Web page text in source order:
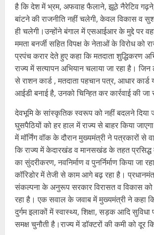
है कि देश में भ्रम, अफवाह फैलाने, झूठे नैरेटिव
बांटने की राजनीति नहीं चलेगी, केवल विकास व
ही चलेगी।उन्होंने बंगाल में एसआईआर के मुद्दे पर
ममता बनर्जी सहित विपक्ष के नेताओं के विरोध को
प्रपंच करार देते हुए कहा कि मतदाता शुद्धिकरण
राज्य में सत्यापन अभियान चलाया जा रहा है।
से राशन कार्ड , मतदाता पहचान पत्र, आधार कार्ड
आईडी बनाई है, उनको चिन्हित कर कार्रवाई की जा
देवभूमि के सांस्कृतिक स्वरूप को नहीं बदलने दिया
घुसपैठियों को हर हाल में राज्य से बाहर किया
में मॉर्निंग वॉक के दौरान मुख्यमंत्री ने पत्रकारों से
कि राज्य में केदारखंड व मानसखंड के तहत प्रसिद्ध
का सुंदरीकरण, नवनिर्माण व पुनर्निर्माण किया जा
कॉरिडोर में तेजी से काम आगे बढ़ रहा है।
संकल्पना के अनुरूप सरकार विरासत व विकास को
रहा है। एक सवाल के जवाब में मुख्यमंत्री ने कहा
दुर्गम इलाकों में स्वास्थ्य, शिक्षा, सड़क आदि
समक्ष चुनौती है।राज्य में डॉक्टरों की कमी को दूर